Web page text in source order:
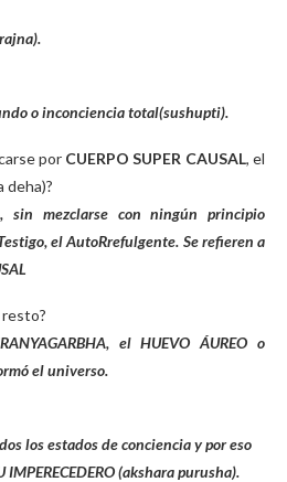
o inconciencia total(sushupti).
por CUERPO SUPER CAUSAL, el
deha)?
sin mezclarse con ningún principio
el AutoRrefulgente. Se refieren a
el HUEVO ÁUREO o
el universo.
los estados de conciencia y por eso
IMPERECEDERO (akshara purusha).